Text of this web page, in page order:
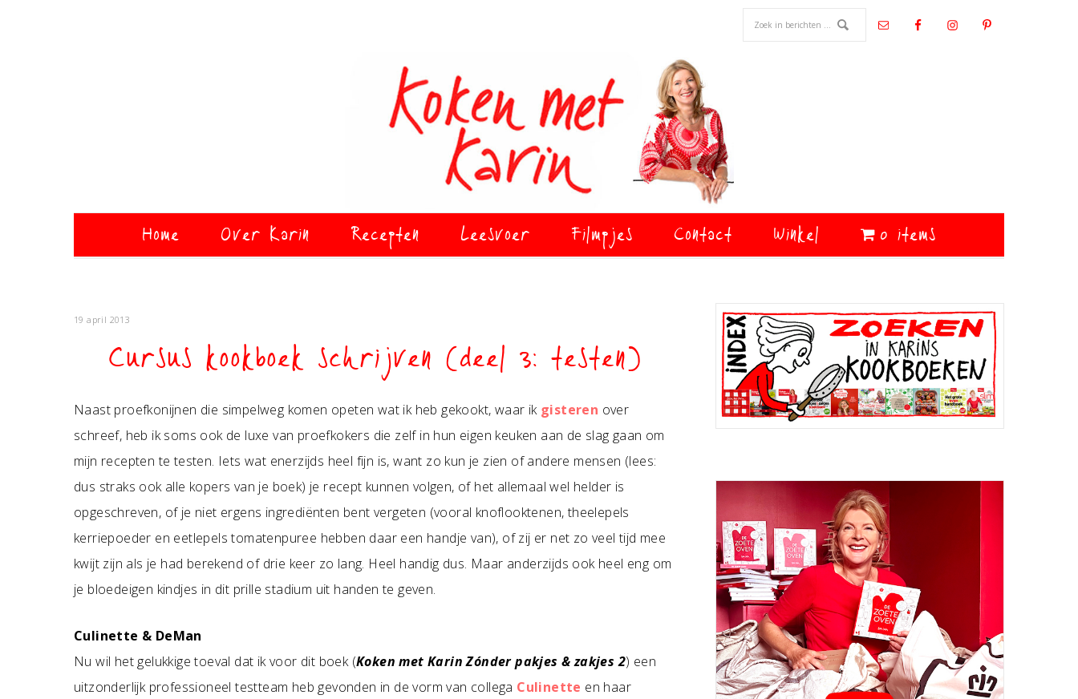
Home Over Karin Recepten Leesvoer Filmpjes Contact Winkel 0 items
19 april 2013
Cursus kookboek schrijven (deel 3: testen)
Naast proefkonijnen die simpelweg komen opeten wat ik heb gekookt, waar ik gisteren over
schreef, heb ik soms ook de luxe van proefkokers die zelf in hun eigen keuken aan de slag gaan om
mijn recepten te testen. Iets wat enerzijds heel fijn is, want zo kun je zien of andere mensen (lees:
dus straks ook alle kopers van je boek) je recept kunnen volgen, of het allemaal wel helder is
opgeschreven, of je niet ergens ingrediënten bent vergeten (vooral knoflooktenen, theelepels
kerriepoeder en eetlepels tomatenpuree hebben daar een handje van), of zij er net zo veel tijd mee
kwijt zijn als je had berekend of drie keer zo lang. Heel handig dus. Maar anderzijds ook heel eng om
je bloedeigen kindjes in dit prille stadium uit handen te geven.
Culinette & DeMan
Nu wil het gelukkige toeval dat ik voor dit boek (Koken met Karin Zónder pakjes & zakjes 2) een
uitzonderlijk professioneel testteam heb gevonden in de vorm van collega Culinette en haar
Primaire
Sidebar